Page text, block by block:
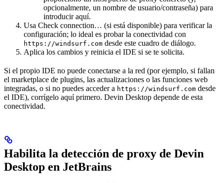
opcionalmente, un nombre de usuario/contraseña) para
introducir aquí.
Usa Check connection… (si está disponible) para verificar la
configuración; lo ideal es probar la conectividad con
https://windsurf.com desde este cuadro de diálogo.
Aplica los cambios y reinicia el IDE si se te solicita.
Si el propio IDE no puede conectarse a la red (por ejemplo, si fallan
el marketplace de plugins, las actualizaciones o las funciones web
integradas, o si no puedes acceder a https://windsurf.com desde
el IDE), corrígelo aquí primero. Devin Desktop depende de esta
conectividad.
Habilita la detección de proxy de Devin
Desktop en JetBrains